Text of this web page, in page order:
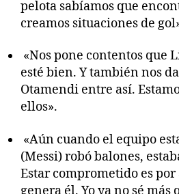
pelota sabíamos que
creamos situaciones de
«Nos pone contentos que
esté bien. Y también nos
Otamendi entre así.
ellos».
«Aún cuando el equipo
(Messi) robó balones,
Estar comprometido es por
genera él. Yo ya no sé más